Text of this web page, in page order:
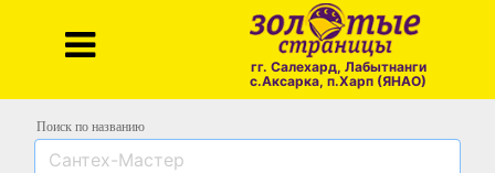
гг. Салехард, Лабытнанги
с.Аксарка, п.Харп (ЯНАО)
Поиск по названию